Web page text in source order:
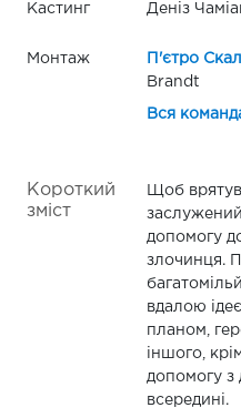
Кастинг Деніз
Монтаж П'єтро
Brandt
Вся
Короткий
зміст
Щоб
допомогу
злочинця.
вдалою
планом,
іншого,
допомогу з
всередині.